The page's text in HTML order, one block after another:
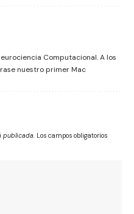
Computacional. A los
nuestro primer Mac
publicada. Los campos obligatorios